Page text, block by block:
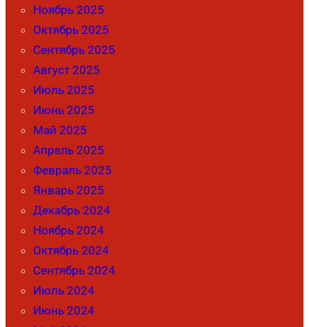
Ноябрь 2025
Октябрь 2025
Сентябрь 2025
Август 2025
Июль 2025
Июнь 2025
Май 2025
Апрель 2025
Февраль 2025
Январь 2025
Декабрь 2024
Ноябрь 2024
Октябрь 2024
Сентябрь 2024
Июль 2024
Июнь 2024